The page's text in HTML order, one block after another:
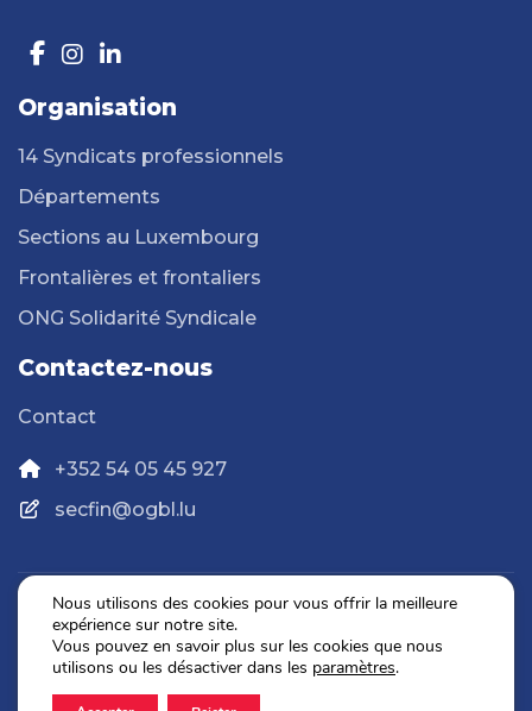
Organisation
14 Syndicats professionnels
Départements
Sections au Luxembourg
Frontalières et frontaliers
ONG Solidarité Syndicale
Contactez-nous
Contact
+352 54 05 45 927
secfin@ogbl.lu
Politique de confidentialité
Mentions légales
Nous utilisons des cookies pour vous offrir la meilleure
expérience sur notre site.
Vous pouvez en savoir plus sur les cookies que nous
utilisons ou les désactiver dans les paramètres.